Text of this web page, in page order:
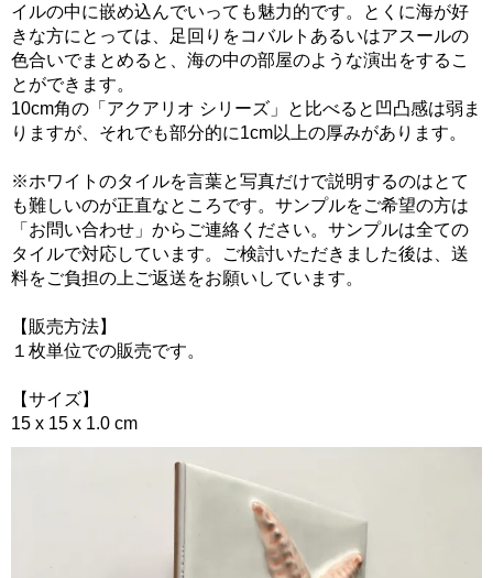
イルの中に嵌め込んでいっても魅力的です。とくに海が好
きな方にとっては、足回りをコバルトあるいはアスールの
色合いでまとめると、海の中の部屋のような演出をするこ
とができます。
10cm角の「アクアリオ シリーズ」と比べると凹凸感は弱ま
りますが、それでも部分的に1cm以上の厚みがあります。
※ホワイトのタイルを言葉と写真だけで説明するのはとて
も難しいのが正直なところです。サンプルをご希望の方は
「お問い合わせ」からご連絡ください。サンプルは全ての
タイルで対応しています。ご検討いただきました後は、送
料をご負担の上ご返送をお願いしています。
【販売方法】
１枚単位での販売です。
【サイズ】
15 x 15 x 1.0 cm